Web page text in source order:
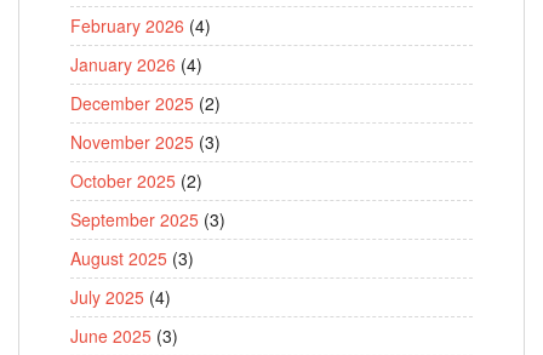
February 2026 (4)
January 2026 (4)
December 2025 (2)
November 2025 (3)
October 2025 (2)
September 2025 (3)
August 2025 (3)
July 2025 (4)
June 2025 (3)